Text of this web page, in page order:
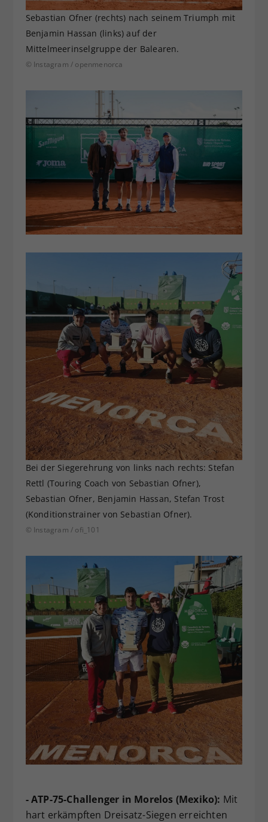
Sebastian Ofner (rechts) nach seinem Triumph mit
Benjamin Hassan (links) auf der
Mittelmeerinselgruppe der Balearen.
© Instagram / openmenorca
Bei der Siegerehrung von links nach rechts: Stefan
Rettl (Touring Coach von Sebastian Ofner),
Sebastian Ofner, Benjamin Hassan, Stefan Trost
(Konditionstrainer von Sebastian Ofner).
© Instagram / ofi_101
- ATP-75-Challenger in Morelos (Mexiko): Mit
hart erkämpften Dreisatz-Siegen erreichten